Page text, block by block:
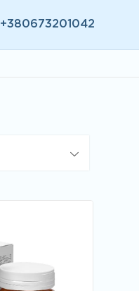
+380673201042